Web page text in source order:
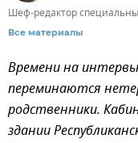
Шеф-редактор
Все материалы
Времени на
переминаются
родственники.
здании